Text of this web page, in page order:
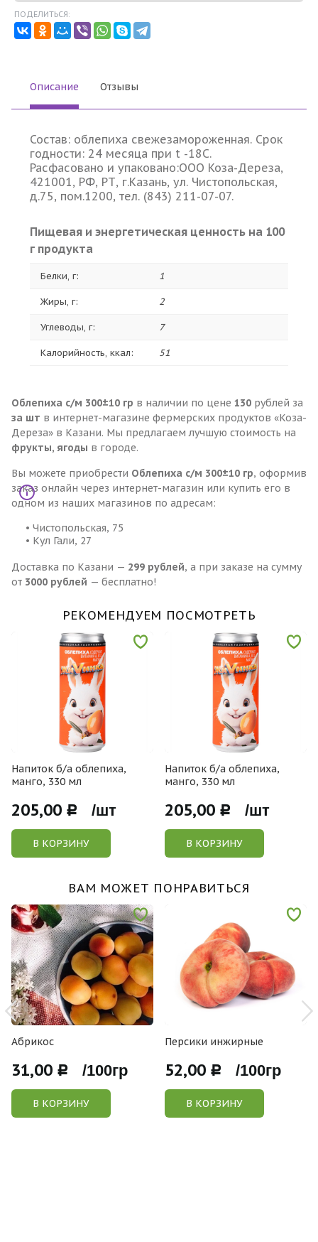
ПОДЕЛИТЬСЯ:
Описание Отзывы
Состав: облепиха свежезамороженная. Срок
годности: 24 месяца при t -18С.
Расфасовано и упаковано:ООО Коза-Дереза,
421001, РФ, РТ, г.Казань, ул. Чистопольская,
д.75, пом.1200, тел. (843) 211-07-07.
Пищевая и энергетическая ценность на 100
г продукта
Белки, г: 1
Жиры, г: 2
Углеводы, г: 7
Калорийность, ккал: 51
Облепиха с/м 300±10 гр в наличии по цене 130 рублей за
за шт в интернет-магазине фермерских продуктов «Коза-
Дереза» в Казани. Мы предлагаем лучшую стоимость на
фрукты, ягоды в городе.
Вы можете приобрести Облепиха с/м 300±10 гр, оформив
заказ онлайн через интернет-магазин или купить его в
одном из наших магазинов по адресам:
• Чистопольская, 75
• Кул Гали, 27
Доставка по Казани — 299 рублей, а при заказе на сумму
от 3000 рублей — бесплатно!
РЕКОМЕНДУЕМ ПОСМОТРЕТЬ
Напиток б/а облепиха,
манго, 330 мл
205,00 Р /шт
В КОРЗИНУ
Напиток б/а облепиха,
манго, 330 мл
205,00 Р /шт
В КОРЗИНУ
ВАМ МОЖЕТ ПОНРАВИТЬСЯ
Абрикос
31,00 Р /100гр
В КОРЗИНУ
Персики инжирные
52,00 Р /100гр
В КОРЗИНУ